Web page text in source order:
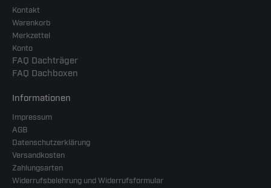
Kontakt
Warenkorb
Merkzettel
Konto
FAQ Dachträger
FAQ Dachboxen
Informationen
Impressum
AGB
Datenschutzerklärung
Versandkosten
Zahlungsarten
Widerrufsbelehrung und Widerrufsformular